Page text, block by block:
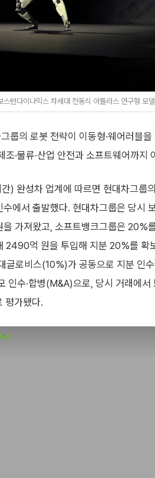
턴다이나믹스 차세대 전동식 아틀라스 연구형 모
룹의 로봇 전략이 이동형·웨어러블
조·물류·산업 안전과 소프트웨어까
) 완성차 업계에 따르면 현대차그룹
수에서 출발했다. 현대차그룹은 당시
을 가져왔고, 소프트뱅크그룹은 20%
2490억 원을 투입해 지분 20%를 확
글로비스(10%)가 공동으로 지분 인
인수·합병(M&A)으로, 당시 거래에
평가됐다.